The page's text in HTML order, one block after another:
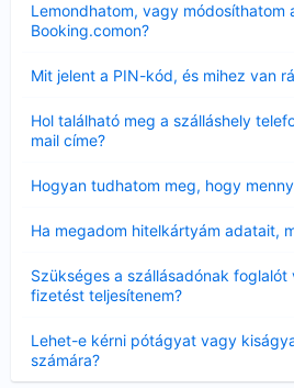
Lemondhatom, vagy módosíthatom
Booking.comon?
Mit jelent a PIN-kód, és mihez van
Hol található meg a szálláshely
mail címe?
Hogyan tudhatom meg, hogy
Ha megadom hitelkártyám adatait,
Szükséges a szállásadónak
fizetést teljesítenem?
Lehet-e kérni pótágyat vagy
számára?